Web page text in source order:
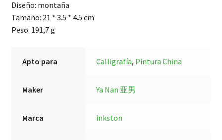
Diseño: montaña
Tamaño: 21 * 3.5 * 4.5 cm
Peso: 191,7 g
Apto para Calligrafía, Pintura China
Maker Ya Nan 亚男
Marca inkston